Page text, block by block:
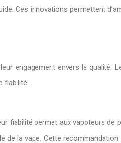
Ces innovations permettent
engagement envers la
fiabilité.
fiabilité permet aux vapoteurs
de la vape. Cette